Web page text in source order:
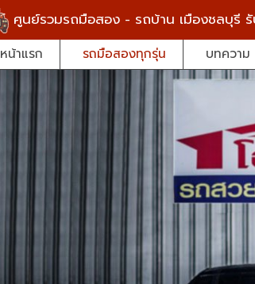
ศูนย์รวมรถมือสอง - รถบ้าน เมืองชลบุรี
หน้าแรก รถมือสองทุกรุ่น บทความ